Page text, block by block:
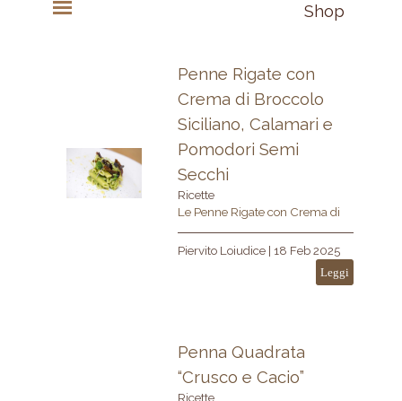
Shop
Penne Rigate con
Crema di Broccolo
Siciliano, Calamari e
Pomodori Semi
Secchi
Ricette
Le Penne Rigate con Crema di
Pomodori Semi Secchi sono un
freschezza e gusto. La crema di
sapori. Un piatto semplice, ma
Piervito Loiudice | 18 Feb 2025
Leggi
Penna Quadrata
“Crusco e Cacio”
Ricette